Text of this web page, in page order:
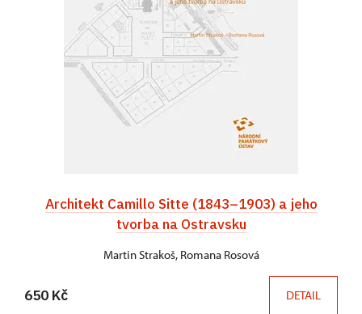
Architekt Camillo Sitte (1843–1903) a jeho
tvorba na Ostravsku
Martin Strakoš, Romana Rosová
650 Kč DETAIL